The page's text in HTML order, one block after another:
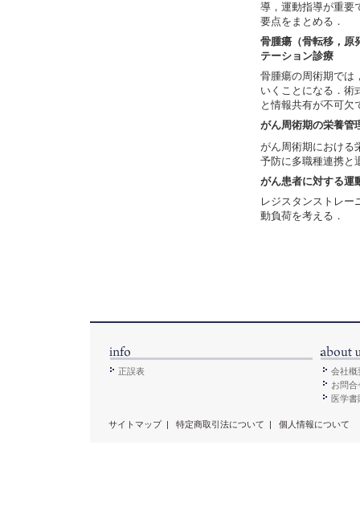
導，運動指導が重要
要点をまとめる．
骨腫瘍（骨転移，原
テーション診療
骨腫瘍の周術期では
いくことになる．術
と情報共有が不可欠
がん周術期の栄養管
がん周術期における
予防に多職種連携と
がん患者に対する運
レジスタンストレー
動負荷を考える．
正誤表
会社概
お問合
医学
サイトマップ| 特定商取引法について | 個人情報について